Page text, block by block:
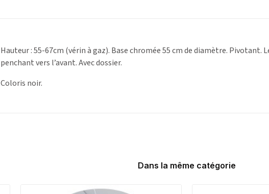
Hauteur : 55-67cm (vérin à gaz). Base chromée 55 cm de diamètre.
penchant vers l’avant. Avec dossier.
Coloris noir.
Dans la même catégorie